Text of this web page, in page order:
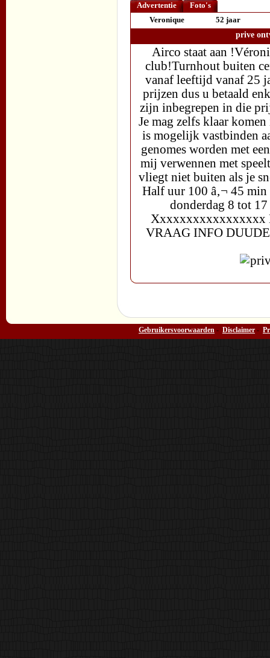
Advertentie
Foto's
Veronique
52 jaar
prive
Airco staat aan
club!Turnhout buiten
vanaf leeftijd vanaf 25
prijzen dus u betaald
zijn inbegrepen in die
Je mag zelfs klaar
is mogelijk vastbinden
genomes worden met
mij verwennen met
vliegt niet buiten als je
Half uur 100 â‚¬ 45 min
donderdag 8 tot
Xxxxxxxxxxxxxxxxx
VRAAG INFO
Gebruikersvoorwaarden - Disclaimer -